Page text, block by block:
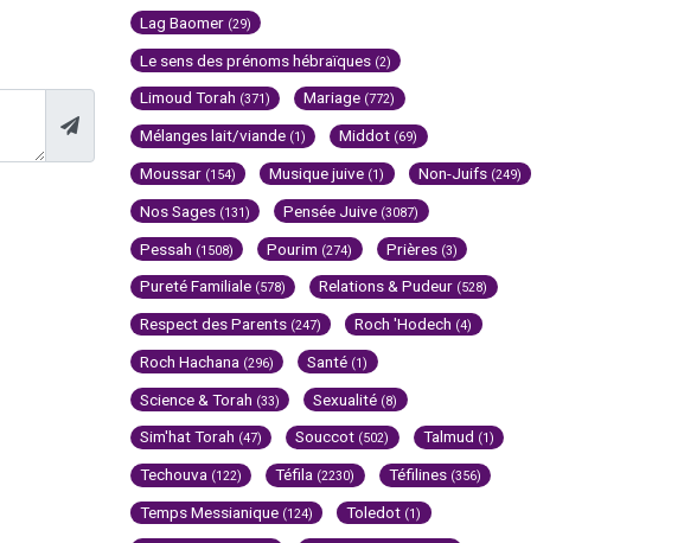
Lag Baomer (29)
Le sens des prénoms hébraïques (2)
Limoud Torah (371) Mariage (772)
Mélanges lait/viande (1) Middot (69)
Moussar (154) Musique juive (1) Non-Juifs (249)
Nos Sages (131) Pensée Juive (3087)
Pessah (1508) Pourim (274) Prières (3)
Pureté Familiale (578) Relations & Pudeur (528)
Respect des Parents (247) Roch 'Hodech (4)
Roch Hachana (296) Santé (1)
Science & Torah (33) Sexualité (8)
Sim'hat Torah (47) Souccot (502) Talmud (1)
Techouva (122) Téfila (2230) Téfilines (356)
Temps Messianique (124) Toledot (1)